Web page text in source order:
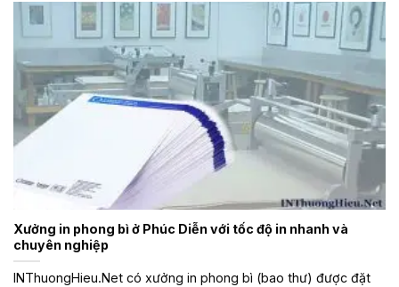
Xưởng in phong bì ở Phúc Diễn với tốc độ in nhanh và
chuyên nghiệp
INThuongHieu.Net có xưởng in phong bì (bao thư) được đặt